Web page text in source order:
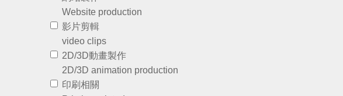
Website production
影片剪輯
video clips
2D/3D動畫製作
2D/3D animation production
印刷相關